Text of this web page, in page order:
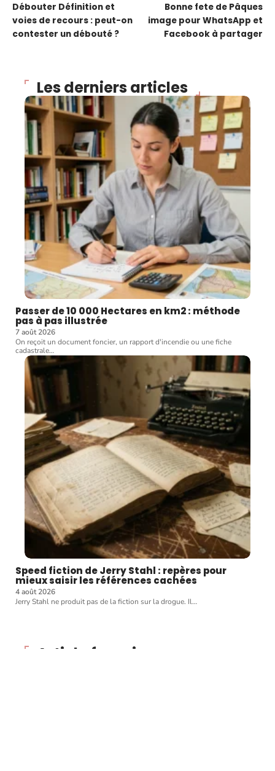
Débouter Définition et
voies de recours : peut-on
contester un débouté ?
Bonne fete de Pâques
image pour WhatsApp et
Facebook à partager
Les derniers articles
Passer de 10 000 Hectares en km2 : méthode
pas à pas illustrée
7 août 2026
On reçoit un document foncier, un rapport d'incendie ou une fiche
cadastrale…
Speed fiction de Jerry Stahl : repères pour
mieux saisir les références cachées
4 août 2026
Jerry Stahl ne produit pas de la fiction sur la drogue. Il…
Article favori